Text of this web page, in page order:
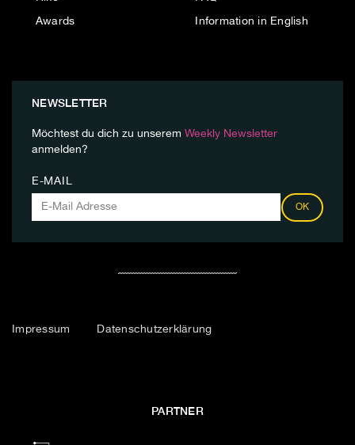
Awards Information in English
NEWSLETTER
Möchtest du dich zu unserem Weekly Newsletter
anmelden?
E-MAIL
OK
Impressum Datenschutzerklärung
PARTNER